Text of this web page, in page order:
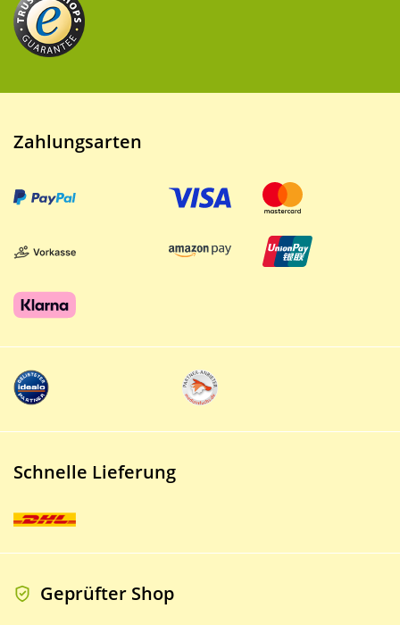
Zahlungsarten
Schnelle Lieferung
Geprüfter Shop